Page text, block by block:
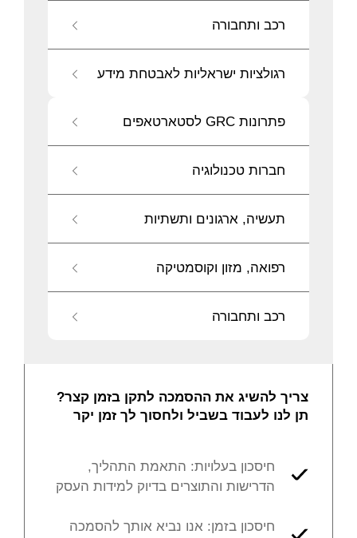
רכב ותחבורה
רגולציות ישראליות לאבטחת מידע
פתרונות GRC לסטארטאפים
חברות טכנולוגיה
תעשיה, ארגונים ותשתיות
רפואה, מזון וקוסמטיקה
רכב ותחבורה
צריך להשיג את ההסמכה לתקן בזמן קצר?
תן לנו לעבוד בשביל ולחסוך לך זמן יקר
חיסכון בעלויות: התאמת התהליך,
הדרישות והתוצרים בדיוק למידות העסק
חיסכון בזמן: אנו נביא אותך להסמכה